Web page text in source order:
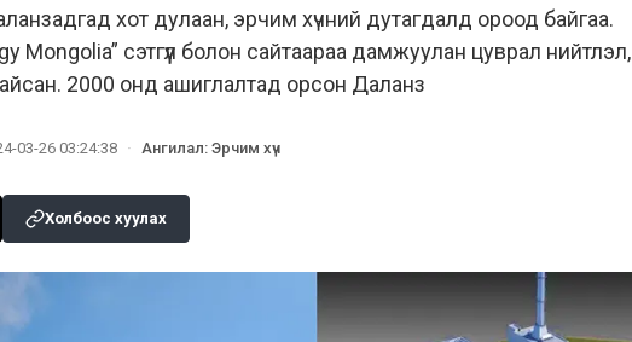
хот дулаан, эрчим хүчний дутагдалд ороод байгаа.
Mongolia” сэтгүүл болон сайтаараа дамжуулан цуврал нийтлэл,
2000 онд ашиглалтад орсон Даланз
03-26 03:24:38 · Ангилал: Эрчим хүч
Холбоос хуулах